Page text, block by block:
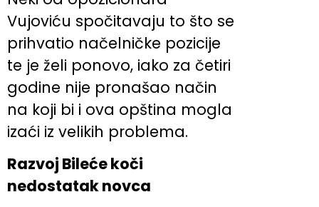
Vujoviću spočitavaju to što se
prihvatio načelničke pozicije
te je želi ponovo, iako za četiri
godine nije pronašao način
na koji bi i ova opština mogla
izaći iz velikih problema.
Razvoj Bileće koči
nedostatak novca